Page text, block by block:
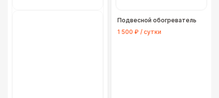
Подвесной обогреватель
1 500 ₽ / сутки